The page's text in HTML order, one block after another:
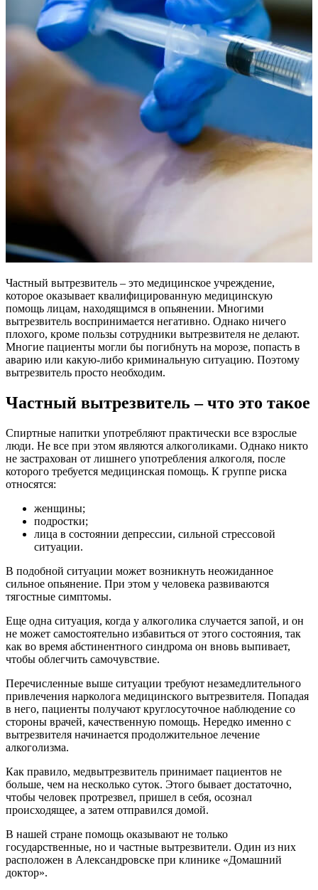
Частный вытрезвитель – это медицинское учреждение,
которое оказывает квалифицированную медицинскую
помощь лицам, находящимся в опьянении. Многими
вытрезвитель воспринимается негативно. Однако ничего
плохого, кроме пользы сотрудники вытрезвителя не делают.
Многие пациенты могли бы погибнуть на морозе, попасть в
аварию или какую-либо криминальную ситуацию. Поэтому
вытрезвитель просто необходим.
Частный вытрезвитель – что это такое
Спиртные напитки употребляют практически все взрослые
люди. Не все при этом являются алкоголиками. Однако никто
не застрахован от лишнего употребления алкоголя, после
которого требуется медицинская помощь. К группе риска
относятся:
женщины;
подростки;
лица в состоянии депрессии, сильной стрессовой
ситуации.
В подобной ситуации может возникнуть неожиданное
сильное опьянение. При этом у человека развиваются
тягостные симптомы.
Еще одна ситуация, когда у алкоголика случается запой, и он
не может самостоятельно избавиться от этого состояния, так
как во время абстинентного синдрома он вновь выпивает,
чтобы облегчить самочувствие.
Перечисленные выше ситуации требуют незамедлительного
привлечения нарколога медицинского вытрезвителя. Попадая
в него, пациенты получают круглосуточное наблюдение со
стороны врачей, качественную помощь. Нередко именно с
вытрезвителя начинается продолжительное лечение
алкоголизма.
Как правило, медвытрезвитель принимает пациентов не
больше, чем на несколько суток. Этого бывает достаточно,
чтобы человек протрезвел, пришел в себя, осознал
происходящее, а затем отправился домой.
В нашей стране помощь оказывают не только
государственные, но и частные вытрезвители. Один из них
расположен в Александровске при клинике «Домашний
доктор».